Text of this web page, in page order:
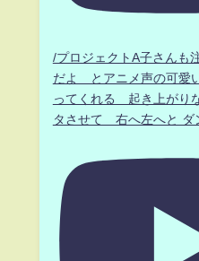
/プロジェクトA子さん
だよ とアニメ声の可愛
ってくれる 起き上がり
タさせて 右へ左へと ダ